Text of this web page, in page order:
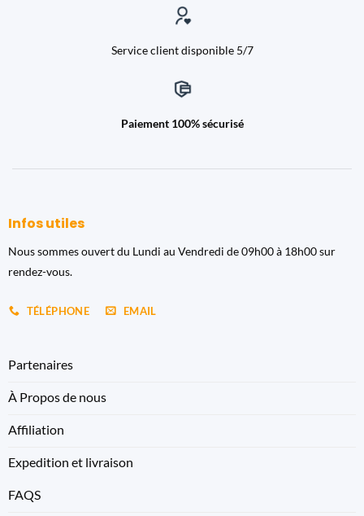
Service client disponible 5/7
Paiement 100% sécurisé
Infos utiles
Nous sommes ouvert du Lundi au Vendredi de 09h00 à 18h00 sur
rendez-vous.
TÉLÉPHONE EMAIL
Partenaires
À Propos de nous
Affiliation
Expedition et livraison
FAQS